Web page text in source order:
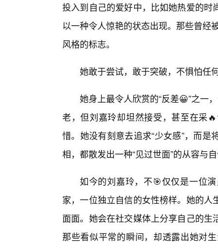
投入到自己的爱好中，比如她热爱的
以一种令人惊艳的状态出现。那些曾经
风格的标志。
她敢于尝试，敢于突破，不惧怕任
她身上最令人欣赏的“反差😀”之一
老，但刘嘉玲却坦然接受，甚至在采
惜。她没有刻意去追求“少女感”，而
相，都散发出一种“见过世面”的从容与
如今的刘嘉玲，不🎯仅仅是一位
家，一位独立自信的女性榜样。她的
面面。她会在社交媒体上分享自己的
那些看似平常的瞬间，却透露出她对